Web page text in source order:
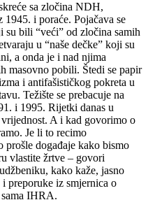
sa zločina NDH,
1945. i poraće. Pojačava se
bili “veći” od zločina samih
u “naše dečke” koji su
a onda je i nad njima
masovno pobili. Štedi se papir
i antifašističkog pokreta u
Težište se prebacuje na
i 1995. Rijetki danas u
A i kad govorimo o
Je li to recimo
događaje kako bismo
vlastite žrtve – govori
kako kaže, jasno
preporuke iz smjernica o
IHRA.